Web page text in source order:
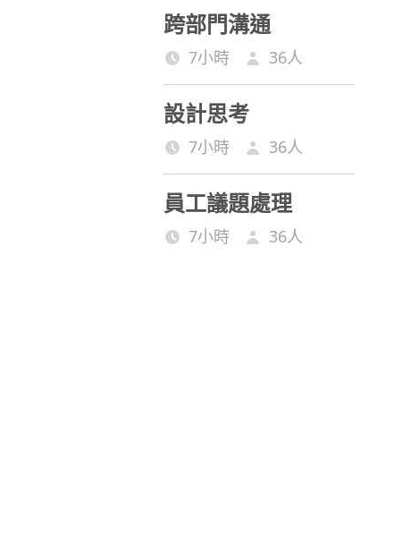
跨部門溝通
7小時 36人
設計思考
7小時 36人
員工議題處理
7小時 36人